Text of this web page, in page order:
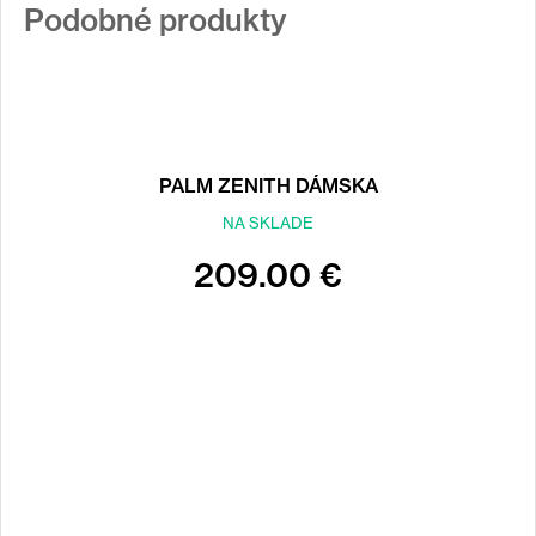
Podobné produkty
PALM ZENITH DÁMSKA
NA SKLADE
209.00 €